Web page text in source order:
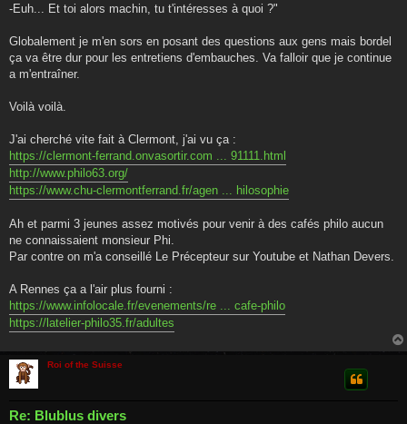
-Euh... Et toi alors machin, tu t'intéresses à quoi ?"
Globalement je m'en sors en posant des questions aux gens mais bordel
ça va être dur pour les entretiens d'embauches. Va falloir que je continue
a m'entraîner.
Voilà voilà.
J'ai cherché vite fait à Clermont, j'ai vu ça :
https://clermont-ferrand.onvasortir.com ... 91111.html
http://www.philo63.org/
https://www.chu-clermontferrand.fr/agen ... hilosophie
Ah et parmi 3 jeunes assez motivés pour venir à des cafés philo aucun
ne connaissaient monsieur Phi.
Par contre on m'a conseillé Le Précepteur sur Youtube et Nathan Devers.
A Rennes ça a l'air plus fourni :
https://www.infolocale.fr/evenements/re ... cafe-philo
https://latelier-philo35.fr/adultes
Roi of the Suisse
Re: Blublus divers